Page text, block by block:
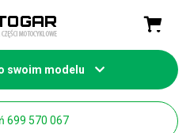
swoim modelu
699 570 067
Honda